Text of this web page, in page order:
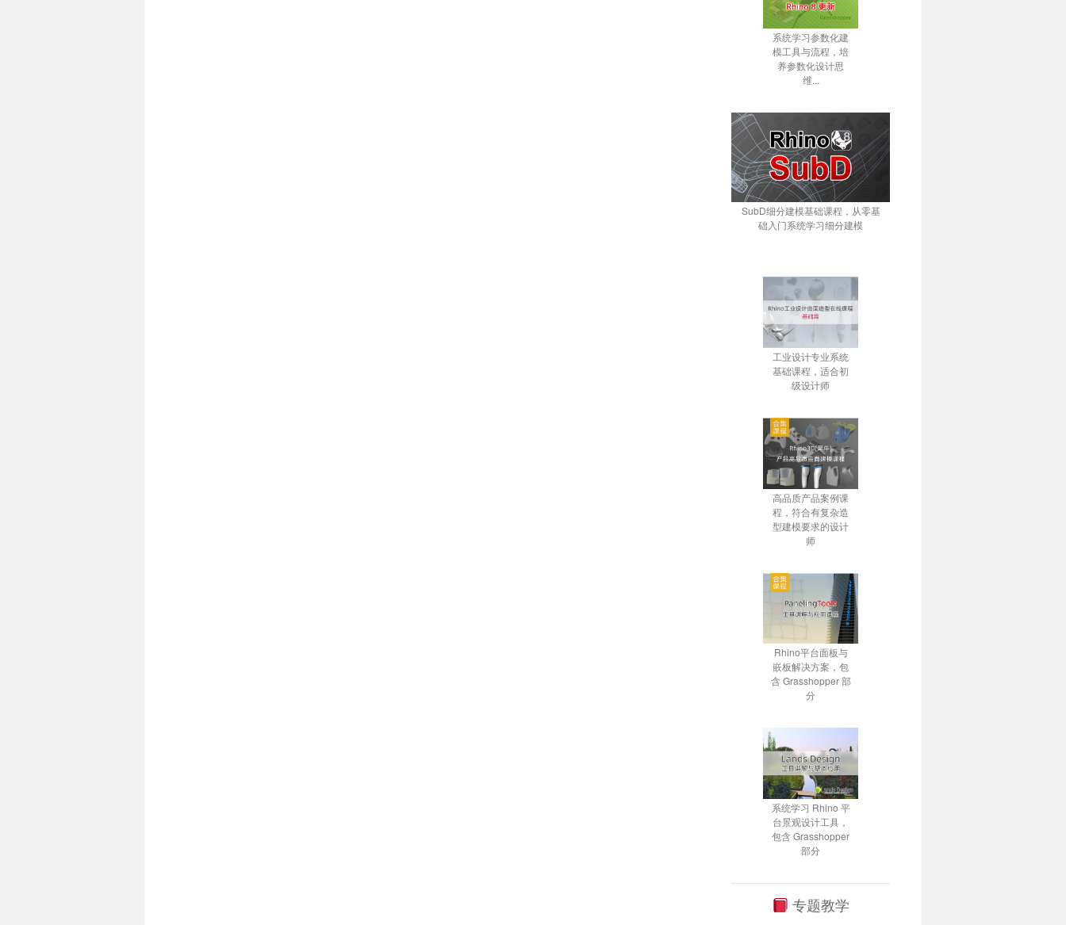
系统学习参数化建
模工具与流程，培
养参数化设计思
维...
SubD细分建模基础课程，从零基
础入门系统学习细分建模
工业设计专业系统
基础课程，适合初
级设计师
高品质产品案例课
程，符合有复杂造
型建模要求的设计
师
Rhino平台面板与
嵌板解决方案，包
含 Grasshopper 部
分
系统学习 Rhino 平
台景观设计工具，
包含 Grasshopper
部分
专题教学